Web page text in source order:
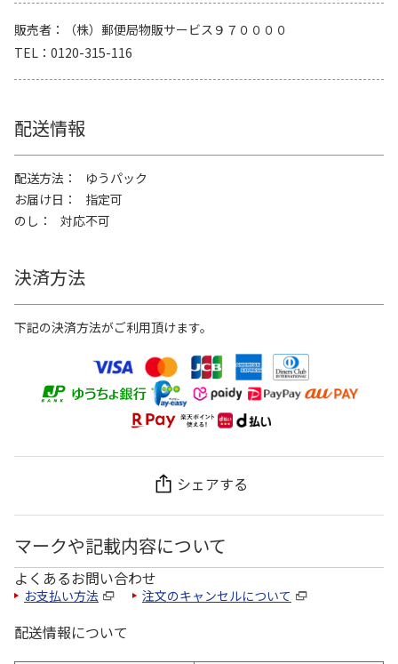
販売者
（株）郵便局物販サービス９７００００
TEL
0120-315-116
配送情報
配送方法
ゆうパック
お届け日
指定可
のし
対応不可
決済方法
下記の決済方法がご利用頂けます。
シェアする
マークや記載内容について
よくあるお問い合わせ
お支払い方法 注文のキャンセルについて
配送情報について